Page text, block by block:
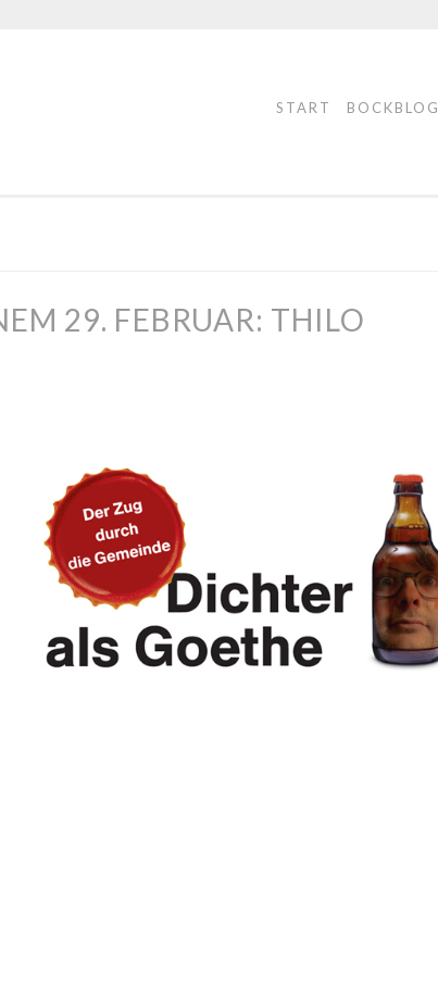
START BOCKBLOG
29. FEBRUAR: THILO